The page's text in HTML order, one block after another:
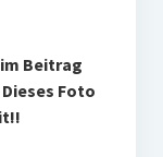
Beitrag
Foto